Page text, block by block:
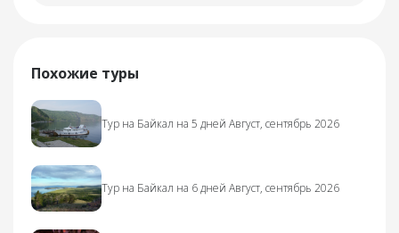
Похожие туры
Тур на Байкал на 5 дней Август, сентябрь 2026
Тур на Байкал на 6 дней Август, сентябрь 2026